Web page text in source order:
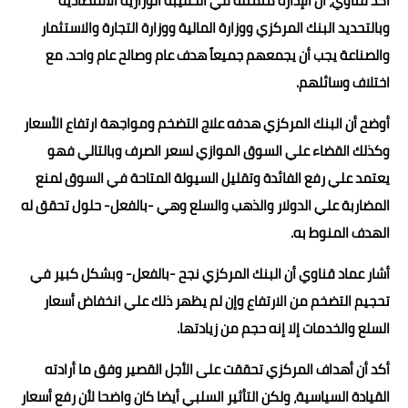
وبالتحديد البنك المركزي ووزارة المالية ووزارة التجارة والاستثمار
والصناعة يجب أن يجمعهم جميعاً هدف عام وصالح عام واحد. مع
اختلاف وسائلهم.
أوضح أن البنك المركزي هدفه علاج التضخم ومواجهة ارتفاع الأسعار
وكذلك القضاء علي السوق الموازي لسعر الصرف وبالتالي فهو
يعتمد علي رفع الفائدة وتقليل السيولة المتاحة في السوق لمنع
المضاربة علي الدولار والذهب والسلع وهي -بالفعل- حلول تحقق له
الهدف المنوط به.
أشار عماد قناوي أن البنك المركزي نجح -بالفعل- وبشكل كبير في
تحجيم التضخم من الارتفاع وإن لم يظهر ذلك علي انخفاض أسعار
السلع والخدمات إلا إنه حجم من زيادتها.
أكد أن أهداف المركزي تحققت على الأجل القصير وفق ما أرادته
القيادة السياسية، ولكن التأثير السلبي أيضا كان واضحا لأن رفع أسعار